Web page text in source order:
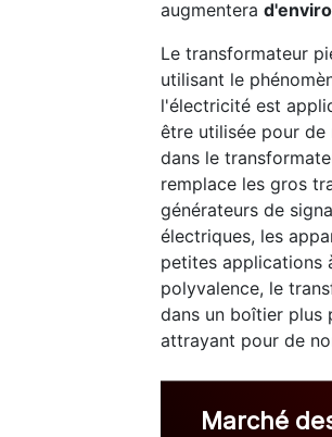
augmentera
Le transformateur
utilisant le
l'électricité est
être utilisée pour de
dans le
remplace les gros
générateurs de
électriques, les
petites applications
polyvalence, le
dans un boîtier plus
attrayant pour de
Marché